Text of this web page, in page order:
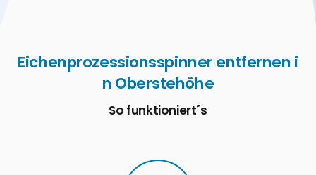
Eichenprozessionsspinner entfernen i
n Oberstehöhe
So funktioniert´s